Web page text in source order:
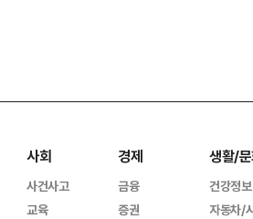
사회
사건사고
교육
경제
금융
증권
생활/
건강정보
자동차/